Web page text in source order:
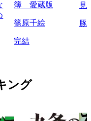
簿 愛蔵版
篠原千絵
完結
見
豚
ング